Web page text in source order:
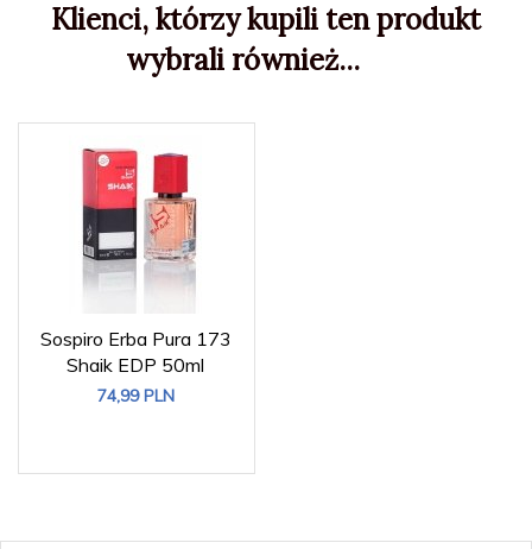
Klienci, którzy kupili ten produkt
wybrali również...
Sospiro Erba Pura 173
Shaik EDP 50ml
74,99 PLN